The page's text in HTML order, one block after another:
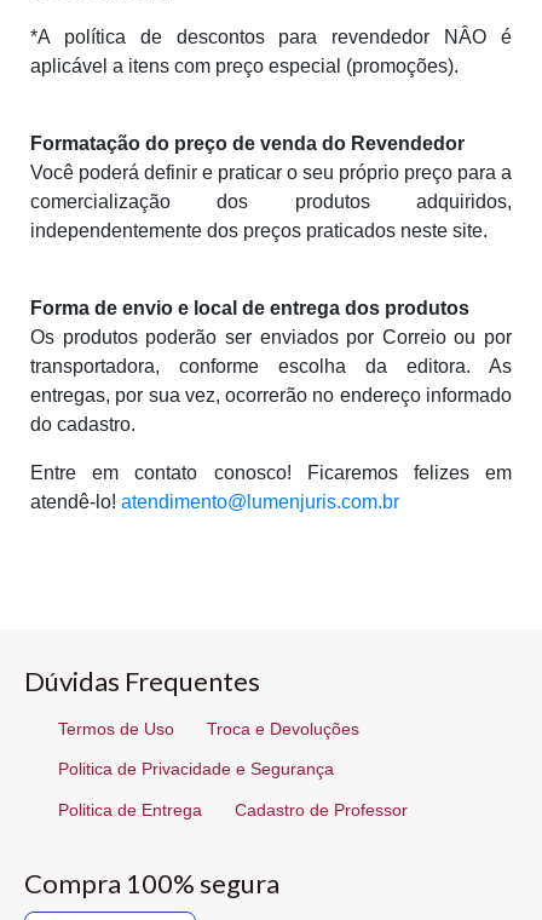
*A política de descontos para revendedor NÂO é
aplicável a itens com preço especial (promoções).
Formatação do preço de venda do Revendedor
Você poderá definir e praticar o seu próprio preço para a
comercialização dos produtos adquiridos,
independentemente dos preços praticados neste site.
Forma de envio e local de entrega dos produtos
Os produtos poderão ser enviados por Correio ou por
transportadora, conforme escolha da editora. As
entregas, por sua vez, ocorrerão no endereço informado
do cadastro.
Entre em contato conosco! Ficaremos felizes em
atendê-lo! atendimento@lumenjuris.com.br
Dúvidas Frequentes
Termos de Uso Troca e Devoluções
Politica de Privacidade e Segurança
Politica de Entrega Cadastro de Professor
Compra 100% segura